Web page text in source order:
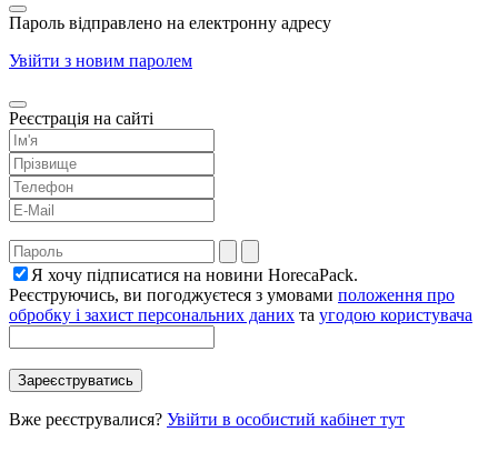
Пароль відправлено на електронну адресу
Увійти з новим паролем
Реєстрація на сайті
Я хочу підписатися на новини HorecaPack.
Реєструючись, ви погоджуєтеся з умовами положення про
обробку і захист персональних даних та угодою користувача
Вже реєструвалися? Увійти в особистий кабінет тут